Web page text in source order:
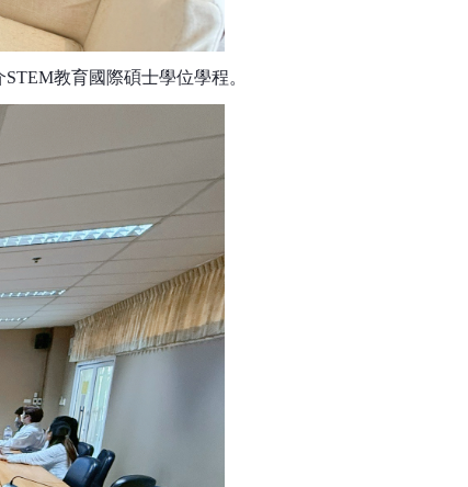
STEM教育國際碩士學位學程。